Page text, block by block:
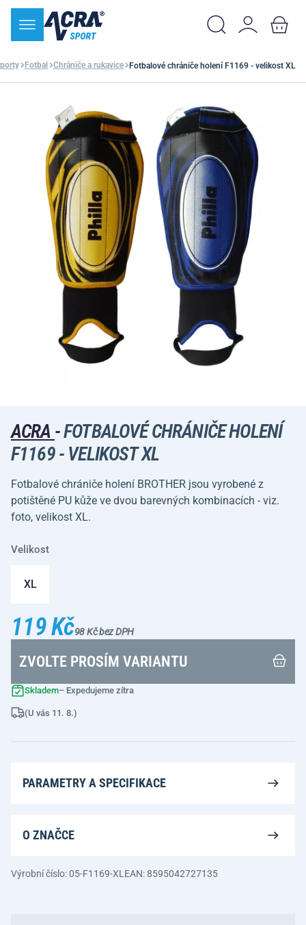
Fotbal Chrániče a rukavice Fotbalové chrániče holení F1169 - velikost XL
ACRA -FOTBALOVÉ CHRÁNIČE HOLENÍ
F1169 - VELIKOST XL
Fotbalové chrániče holení BROTHER jsou vyrobené z
potištěné PU kůže ve dvou barevných kombinacích - viz.
foto, velikost XL.
Velikost
XL
119 Kč98 Kč bez DPH
ZVOLTE PROSÍM VARIANTU
Skladem– Expedujeme zítra
(U vás 11. 8.)
PARAMETRY A SPECIFIKACE
O ZNAČCE
Výrobní číslo: 05-F1169-XL EAN: 8595042727135